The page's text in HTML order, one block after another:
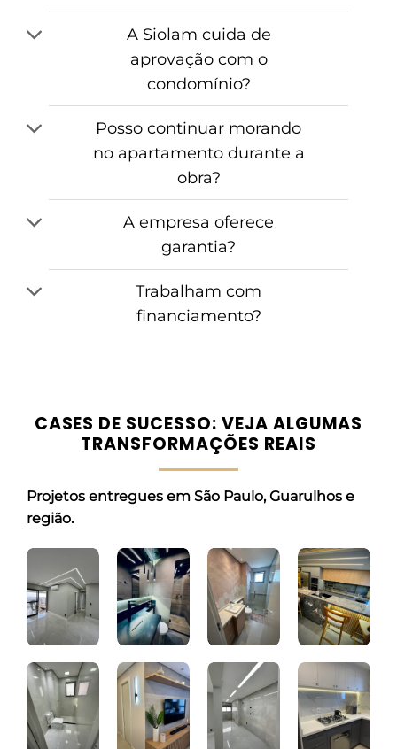
A Siolam cuida de
aprovação com o
condomínio?
Posso continuar morando
no apartamento durante a
obra?
A empresa oferece
garantia?
Trabalham com
financiamento?
CASES DE SUCESSO: VEJA ALGUMAS
TRANSFORMAÇÕES REAIS
Projetos entregues em São Paulo, Guarulhos e
região.